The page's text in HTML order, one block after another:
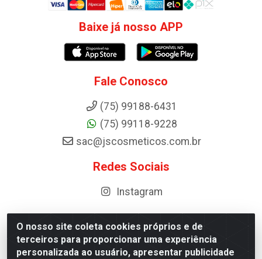
O nosso site coleta cookies próprios e de
terceiros para proporcionar uma experiência
personalizada ao usuário, apresentar publicidade
Baixe já nosso APP
Fale Conosco
(75) 99188-6431
(75) 99118-9228
sac@jscosmeticos.com.br
Redes Sociais
Instagram
Distribuidora de Cosméticos Antoneto LTDA - BA-052,
km 87 - Industrial, Ipirá - BA, 44600-000 - CNPJ